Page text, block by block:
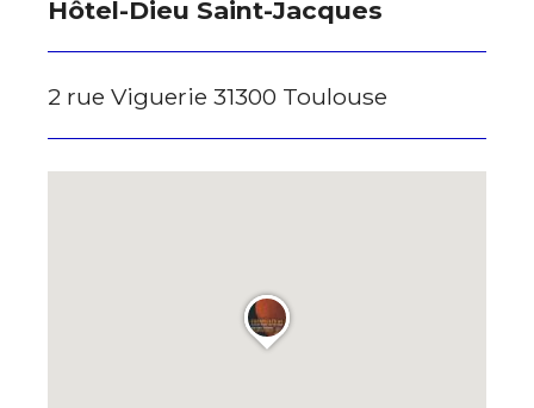
* Champ obligatoire
Hôtel-Dieu Saint-Jacques
2 rue Viguerie 31300 Toulouse